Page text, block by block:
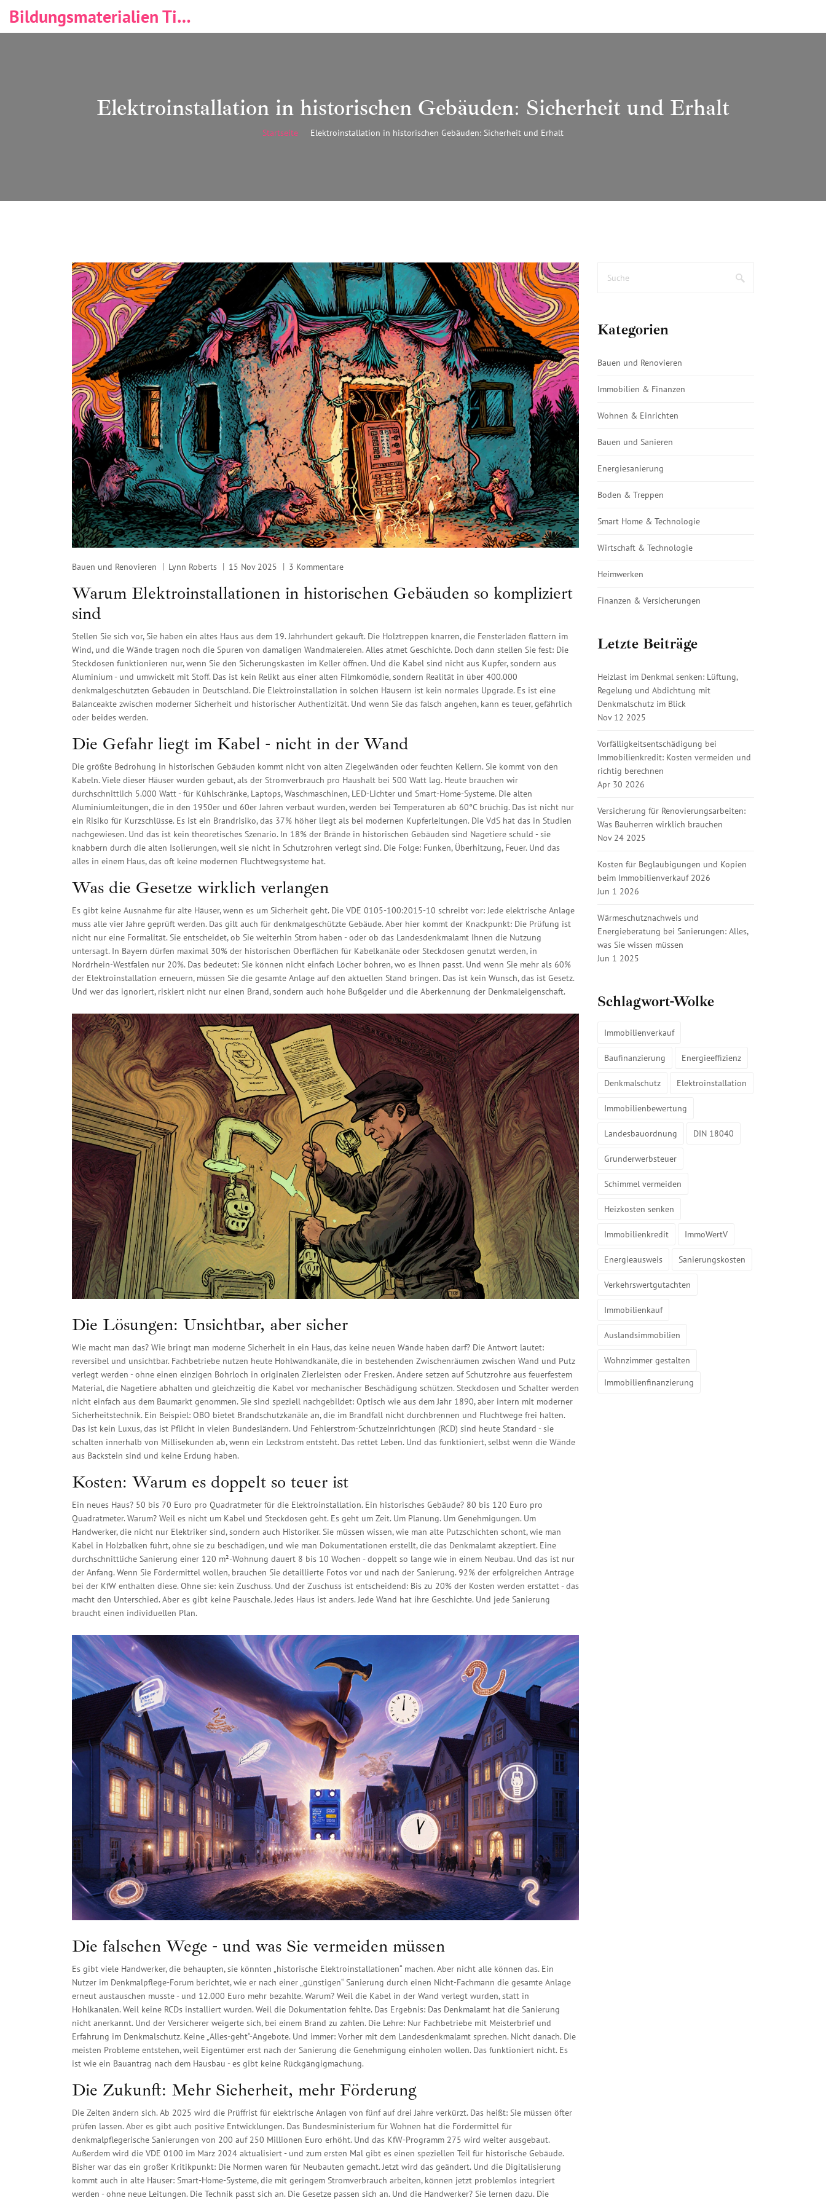
Bildungsmaterialien Tischlerei & Immobilien
Elektroinstallation in historischen Gebäuden: Sicherheit und Erhalt
Startseite Elektroinstallation in historischen Gebäuden: Sicherheit und Erhalt
Bauen und Renovieren Lynn Roberts 15 Nov 2025 3 Kommentare
Warum Elektroinstallationen in historischen Gebäuden so kompliziert
sind
Stellen Sie sich vor, Sie haben ein altes Haus aus dem 19. Jahrhundert gekauft. Die Holztreppen knarren, die Fensterläden flattern im
Wind, und die Wände tragen noch die Spuren von damaligen Wandmalereien. Alles atmet Geschichte. Doch dann stellen Sie fest: Die
Steckdosen funktionieren nur, wenn Sie den Sicherungskasten im Keller öffnen. Und die Kabel sind nicht aus Kupfer, sondern aus
Aluminium - und umwickelt mit Stoff. Das ist kein Relikt aus einer alten Filmkomödie, sondern Realität in über 400.000
denkmalgeschützten Gebäuden in Deutschland. Die Elektroinstallation in solchen Häusern ist kein normales Upgrade. Es ist eine
Balanceakte zwischen moderner Sicherheit und historischer Authentizität. Und wenn Sie das falsch angehen, kann es teuer, gefährlich
oder beides werden.
Die Gefahr liegt im Kabel - nicht in der Wand
Die größte Bedrohung in historischen Gebäuden kommt nicht von alten Ziegelwänden oder feuchten Kellern. Sie kommt von den
Kabeln. Viele dieser Häuser wurden gebaut, als der Stromverbrauch pro Haushalt bei 500 Watt lag. Heute brauchen wir
durchschnittlich 5.000 Watt - für Kühlschränke, Laptops, Waschmaschinen, LED-Lichter und Smart-Home-Systeme. Die alten
Aluminiumleitungen, die in den 1950er und 60er Jahren verbaut wurden, werden bei Temperaturen ab 60°C brüchig. Das ist nicht nur
ein Risiko für Kurzschlüsse. Es ist ein Brandrisiko, das 37% höher liegt als bei modernen Kupferleitungen. Die VdS hat das in Studien
nachgewiesen. Und das ist kein theoretisches Szenario. In 18% der Brände in historischen Gebäuden sind Nagetiere schuld - sie
knabbern durch die alten Isolierungen, weil sie nicht in Schutzrohren verlegt sind. Die Folge: Funken, Überhitzung, Feuer. Und das
alles in einem Haus, das oft keine modernen Fluchtwegsysteme hat.
Was die Gesetze wirklich verlangen
Es gibt keine Ausnahme für alte Häuser, wenn es um Sicherheit geht. Die VDE 0105-100:2015-10 schreibt vor: Jede elektrische Anlage
muss alle vier Jahre geprüft werden. Das gilt auch für denkmalgeschützte Gebäude. Aber hier kommt der Knackpunkt: Die Prüfung ist
nicht nur eine Formalität. Sie entscheidet, ob Sie weiterhin Strom haben - oder ob das Landesdenkmalamt Ihnen die Nutzung
untersagt. In Bayern dürfen maximal 30% der historischen Oberflächen für Kabelkanäle oder Steckdosen genutzt werden, in
Nordrhein-Westfalen nur 20%. Das bedeutet: Sie können nicht einfach Löcher bohren, wo es Ihnen passt. Und wenn Sie mehr als 60%
der Elektroinstallation erneuern, müssen Sie die gesamte Anlage auf den aktuellen Stand bringen. Das ist kein Wunsch, das ist Gesetz.
Und wer das ignoriert, riskiert nicht nur einen Brand, sondern auch hohe Bußgelder und die Aberkennung der Denkmaleigenschaft.
Die Lösungen: Unsichtbar, aber sicher
Wie macht man das? Wie bringt man moderne Sicherheit in ein Haus, das keine neuen Wände haben darf? Die Antwort lautet:
reversibel und unsichtbar. Fachbetriebe nutzen heute Hohlwandkanäle, die in bestehenden Zwischenräumen zwischen Wand und Putz
verlegt werden - ohne einen einzigen Bohrloch in originalen Zierleisten oder Fresken. Andere setzen auf Schutzrohre aus feuerfestem
Material, die Nagetiere abhalten und gleichzeitig die Kabel vor mechanischer Beschädigung schützen. Steckdosen und Schalter werden
nicht einfach aus dem Baumarkt genommen. Sie sind speziell nachgebildet: Optisch wie aus dem Jahr 1890, aber intern mit moderner
Sicherheitstechnik. Ein Beispiel: OBO bietet Brandschutzkanäle an, die im Brandfall nicht durchbrennen und Fluchtwege frei halten.
Das ist kein Luxus, das ist Pflicht in vielen Bundesländern. Und Fehlerstrom-Schutzeinrichtungen (RCD) sind heute Standard - sie
schalten innerhalb von Millisekunden ab, wenn ein Leckstrom entsteht. Das rettet Leben. Und das funktioniert, selbst wenn die Wände
aus Backstein sind und keine Erdung haben.
Kosten: Warum es doppelt so teuer ist
Ein neues Haus? 50 bis 70 Euro pro Quadratmeter für die Elektroinstallation. Ein historisches Gebäude? 80 bis 120 Euro pro
Quadratmeter. Warum? Weil es nicht um Kabel und Steckdosen geht. Es geht um Zeit. Um Planung. Um Genehmigungen. Um
Handwerker, die nicht nur Elektriker sind, sondern auch Historiker. Sie müssen wissen, wie man alte Putzschichten schont, wie man
Kabel in Holzbalken führt, ohne sie zu beschädigen, und wie man Dokumentationen erstellt, die das Denkmalamt akzeptiert. Eine
durchschnittliche Sanierung einer 120 m²-Wohnung dauert 8 bis 10 Wochen - doppelt so lange wie in einem Neubau. Und das ist nur
der Anfang. Wenn Sie Fördermittel wollen, brauchen Sie detaillierte Fotos vor und nach der Sanierung. 92% der erfolgreichen Anträge
bei der KfW enthalten diese. Ohne sie: kein Zuschuss. Und der Zuschuss ist entscheidend: Bis zu 20% der Kosten werden erstattet - das
macht den Unterschied. Aber es gibt keine Pauschale. Jedes Haus ist anders. Jede Wand hat ihre Geschichte. Und jede Sanierung
braucht einen individuellen Plan.
Die falschen Wege - und was Sie vermeiden müssen
Es gibt viele Handwerker, die behaupten, sie könnten „historische Elektroinstallationen“ machen. Aber nicht alle können das. Ein
Nutzer im Denkmalpflege-Forum berichtet, wie er nach einer „günstigen“ Sanierung durch einen Nicht-Fachmann die gesamte Anlage
erneut austauschen musste - und 12.000 Euro mehr bezahlte. Warum? Weil die Kabel in der Wand verlegt wurden, statt in
Hohlkanälen. Weil keine RCDs installiert wurden. Weil die Dokumentation fehlte. Das Ergebnis: Das Denkmalamt hat die Sanierung
nicht anerkannt. Und der Versicherer weigerte sich, bei einem Brand zu zahlen. Die Lehre: Nur Fachbetriebe mit Meisterbrief und
Erfahrung im Denkmalschutz. Keine „Alles-geht“-Angebote. Und immer: Vorher mit dem Landesdenkmalamt sprechen. Nicht danach. Die
meisten Probleme entstehen, weil Eigentümer erst nach der Sanierung die Genehmigung einholen wollen. Das funktioniert nicht. Es
ist wie ein Bauantrag nach dem Hausbau - es gibt keine Rückgängigmachung.
Die Zukunft: Mehr Sicherheit, mehr Förderung
Die Zeiten ändern sich. Ab 2025 wird die Prüffrist für elektrische Anlagen von fünf auf drei Jahre verkürzt. Das heißt: Sie müssen öfter
prüfen lassen. Aber es gibt auch positive Entwicklungen. Das Bundesministerium für Wohnen hat die Fördermittel für
denkmalpflegerische Sanierungen von 200 auf 250 Millionen Euro erhöht. Und das KfW-Programm 275 wird weiter ausgebaut.
Außerdem wird die VDE 0100 im März 2024 aktualisiert - und zum ersten Mal gibt es einen speziellen Teil für historische Gebäude.
Bisher war das ein großer Kritikpunkt: Die Normen waren für Neubauten gemacht. Jetzt wird das geändert. Und die Digitalisierung
kommt auch in alte Häuser: Smart-Home-Systeme, die mit geringem Stromverbrauch arbeiten, können jetzt problemlos integriert
werden - ohne neue Leitungen. Die Technik passt sich an. Die Gesetze passen sich an. Und die Handwerker? Sie lernen dazu. Die
Kategorien
Bauen und Renovieren
Immobilien & Finanzen
Wohnen & Einrichten
Bauen und Sanieren
Energiesanierung
Boden & Treppen
Smart Home & Technologie
Wirtschaft & Technologie
Heimwerken
Finanzen & Versicherungen
Letzte Beiträge
Heizlast im Denkmal senken: Lüftung,
Regelung und Abdichtung mit
Denkmalschutz im Blick
Nov 12 2025
Vorfälligkeitsentschädigung bei
Immobilienkredit: Kosten vermeiden und
richtig berechnen
Apr 30 2026
Versicherung für Renovierungsarbeiten:
Was Bauherren wirklich brauchen
Nov 24 2025
Kosten für Beglaubigungen und Kopien
beim Immobilienverkauf 2026
Jun 1 2026
Wärmeschutznachweis und
Energieberatung bei Sanierungen: Alles,
was Sie wissen müssen
Jun 1 2025
Schlagwort-Wolke
Immobilienverkauf
Baufinanzierung Energieeffizienz
Denkmalschutz Elektroinstallation
Immobilienbewertung
Landesbauordnung DIN 18040
Grunderwerbsteuer
Schimmel vermeiden
Heizkosten senken
Immobilienkredit ImmoWertV
Energieausweis Sanierungskosten
Verkehrswertgutachten
Immobilienkauf
Auslandsimmobilien
Wohnzimmer gestalten
Immobilienfinanzierung